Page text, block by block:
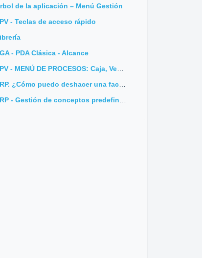
Id=1"
de la aplicación – Menú Gestión
- Teclas de acceso rápido
- PDA Clásica - Alcance